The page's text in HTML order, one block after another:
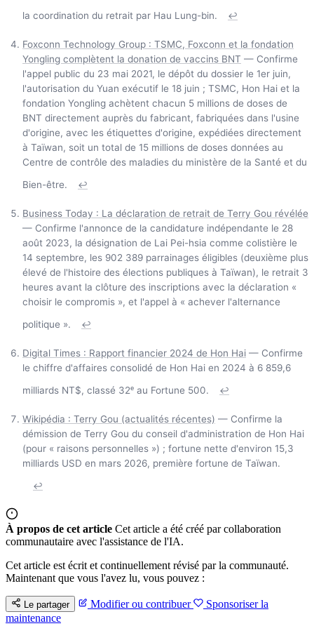
la coordination du retrait par Hau Lung-bin.
↩
Foxconn Technology Group : TSMC, Foxconn et la fondation
Yongling complètent la donation de vaccins BNT — Confirme
l'appel public du 23 mai 2021, le dépôt du dossier le 1er juin,
l'autorisation du Yuan exécutif le 18 juin ; TSMC, Hon Hai et la
fondation Yongling achètent chacun 5 millions de doses de
BNT directement auprès du fabricant, fabriquées dans l'usine
d'origine, avec les étiquettes d'origine, expédiées directement
à Taïwan, soit un total de 15 millions de doses données au
Centre de contrôle des maladies du ministère de la Santé et du
Bien-être.
↩
Business Today : La déclaration de retrait de Terry Gou révélée
— Confirme l'annonce de la candidature indépendante le 28
août 2023, la désignation de Lai Pei-hsia comme colistière le
14 septembre, les 902 389 parrainages éligibles (deuxième plus
élevé de l'histoire des élections publiques à Taïwan), le retrait 3
heures avant la clôture des inscriptions avec la déclaration «
choisir le compromis », et l'appel à « achever l'alternance
politique ».
↩
Digital Times : Rapport financier 2024 de Hon Hai — Confirme
le chiffre d'affaires consolidé de Hon Hai en 2024 à 6 859,6
milliards NT$, classé 32ᵉ au Fortune 500.
↩
Wikipédia : Terry Gou (actualités récentes) — Confirme la
démission de Terry Gou du conseil d'administration de Hon Hai
(pour « raisons personnelles ») ; fortune nette d'environ 15,3
milliards USD en mars 2026, première fortune de Taïwan.
↩
À propos de cet article Cet article a été créé par collaboration
communautaire avec l'assistance de l'IA.
Cet article est écrit et continuellement révisé par la communauté.
Maintenant que vous l'avez lu, vous pouvez :
Le partager Modifier ou contribuer
Sponsoriser la
maintenance